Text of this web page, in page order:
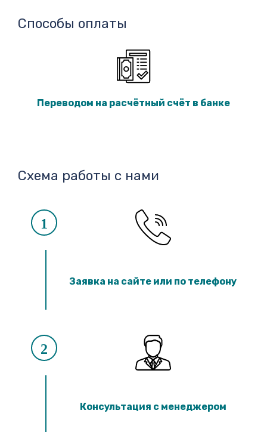
Способы оплаты
Переводом на расчётный счёт в банке
Схема работы с нами
1
Заявка на сайте или по телефону
2
Консультация с менеджером